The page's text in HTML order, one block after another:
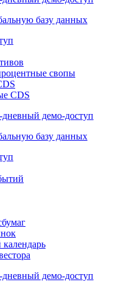
базу данных
свопы
CDS
дневный демо-доступ
базу данных
дневный демо-доступ